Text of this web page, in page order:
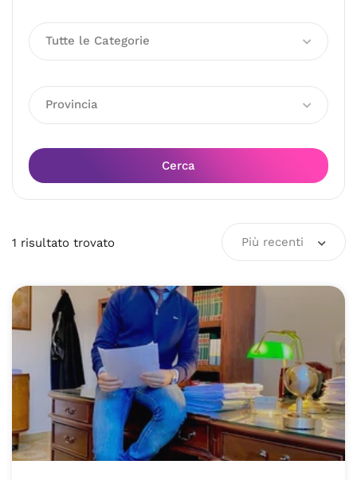
Tutte le Categorie
Provincia
Cerca
1 risultato trovato Più recenti